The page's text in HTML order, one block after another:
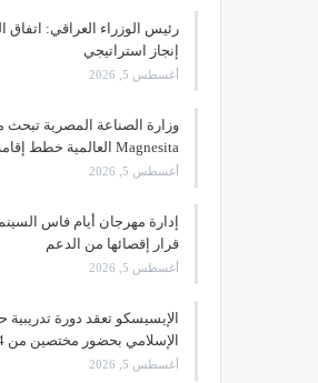
رئيس الوزراء العراقي: اتفاق
إنجاز استراتيجي
أغسطس 5, 2026
Magnesita العالمية خطط إقامة…
أغسطس 5, 2026
إدارة مهرجان أيام فاس
قرار إقصائها من الدعم
أغسطس 5, 2026
الإيسيسكو تعقد دورة
الإسلامي بحضور مختصين من 54…
أغسطس 5, 2026